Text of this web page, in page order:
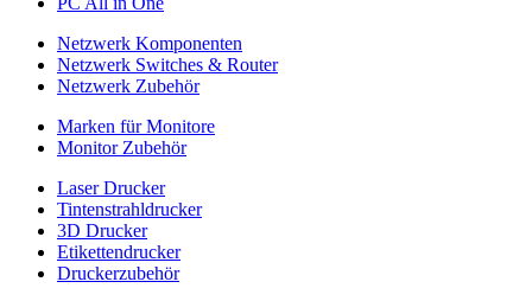
Netzwerk Komponenten
Netzwerk Switches & Router
Netzwerk Zubehör
Marken für Monitore
Monitor Zubehör
Laser Drucker
Tintenstrahldrucker
3D Drucker
Etikettendrucker
Druckerzubehör